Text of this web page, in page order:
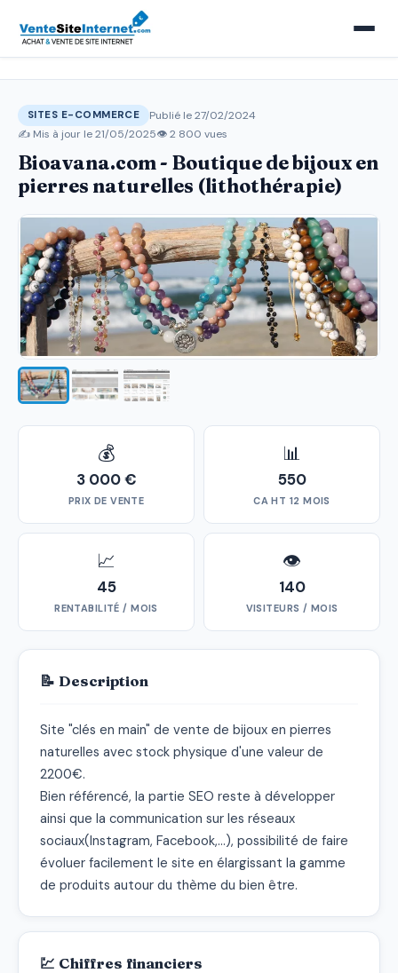
SITES E-COMMERCE
Publié le 27/02/2024
✍️ Mis à jour le21/05/2025👁 2 800 vues
Bioavana.com - Boutique de bijoux en
pierres naturelles (lithothérapie)
💰
3 000 €
PRIX DE VENTE
📊
550
CA HT 12 MOIS
📈
45
RENTABILITÉ / MOIS
👁
140
VISITEURS / MOIS
📝 Description
Site "clés en main" de vente de bijoux en pierres
naturelles avec stock physique d'une valeur de
2200€.
Bien référencé, la partie SEO reste à développer
ainsi que la communication sur les réseaux
sociaux(Instagram, Facebook,...), possibilité de faire
évoluer facilement le site en élargissant la gamme
de produits autour du thème du bien être.
💹 Chiffres financiers